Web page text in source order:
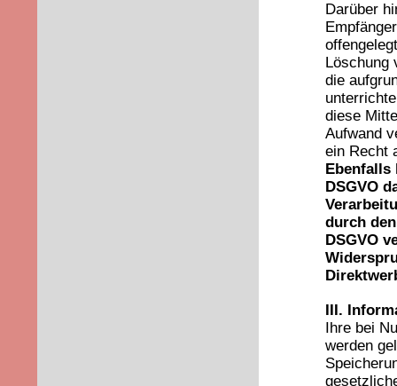
Darüber
Löschung
die
diese
Aufwand
ein Recht
Ebenfalls
DSGVO
durch
DSGVO
III.
Ihre bei
werden